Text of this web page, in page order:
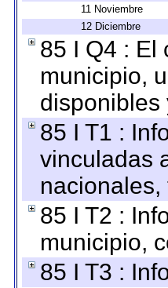
11 Noviembre
12 Diciembre
85 I Q4 : El
municipio,
disponibles
85 I T1 :
vinculadas
85 I T2 :
municipio,
85 I T3 :